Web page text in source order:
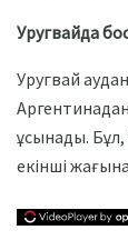
Уругвайда
Уругвай
Аргентинадан
ұсынады.
екінші